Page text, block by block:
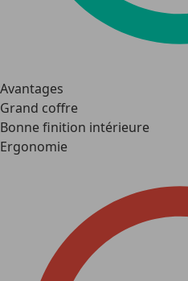
Avantages
Grand coffre
Bonne finition intérieure
Ergonomie